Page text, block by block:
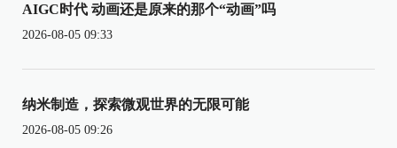
AIGC时代 动画还是原来的那个“动画”吗
2026-08-05 09:33
纳米制造，探索微观世界的无限可能
2026-08-05 09:26